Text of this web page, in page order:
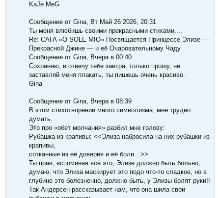
KaJe MeG
Сообщение от Gina, Вт Май 26 2026, 20:31
Ты меня влюбишь своими прекрасными стихами....
Re: САГА «O SOLE MIO» Посвящается Принцессе Элизе —
Прекрасной Джине — и её Очаровательному Чаду
Сообщение от Gina, Вчера в 00:40
Сохраняю, и отвечу тебе завтра, только прошу, не
заставляй меня плакать, ты пишешь очень красиво.
Gina
Сообщение от Gina, Вчера в 08:39
В этом стихотворении много символизма, мне трудно
думать.
Это про «обет молчания» разбил мне голову:
Рубашка из крапивы: <<Элиза набросила на них рубашки из
крапивы,
сотканные из её доверия и её боли…>>
Ты прав, вспоминая всё это, Элизе должно быть больно,
думаю, что Элиза маскирует это подо что-то сладкое, но в
глубине это болезненно, должно быть, у Элизы болят руки!!
Так Андерсен рассказывает нам, что она шила свои